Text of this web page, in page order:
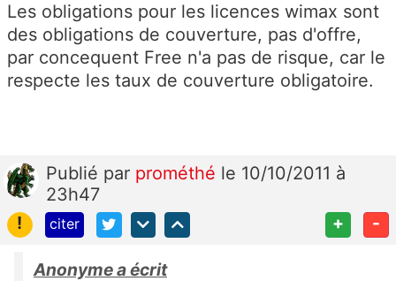
Les obligations pour les licences wimax sont
des obligations de couverture, pas d'offre,
par concequent Free n'a pas de risque, car le
respecte les taux de couverture obligatoire.
Publié par prométhé le 10/10/2011 à
23h47
!
citer + -
Anonyme a écrit